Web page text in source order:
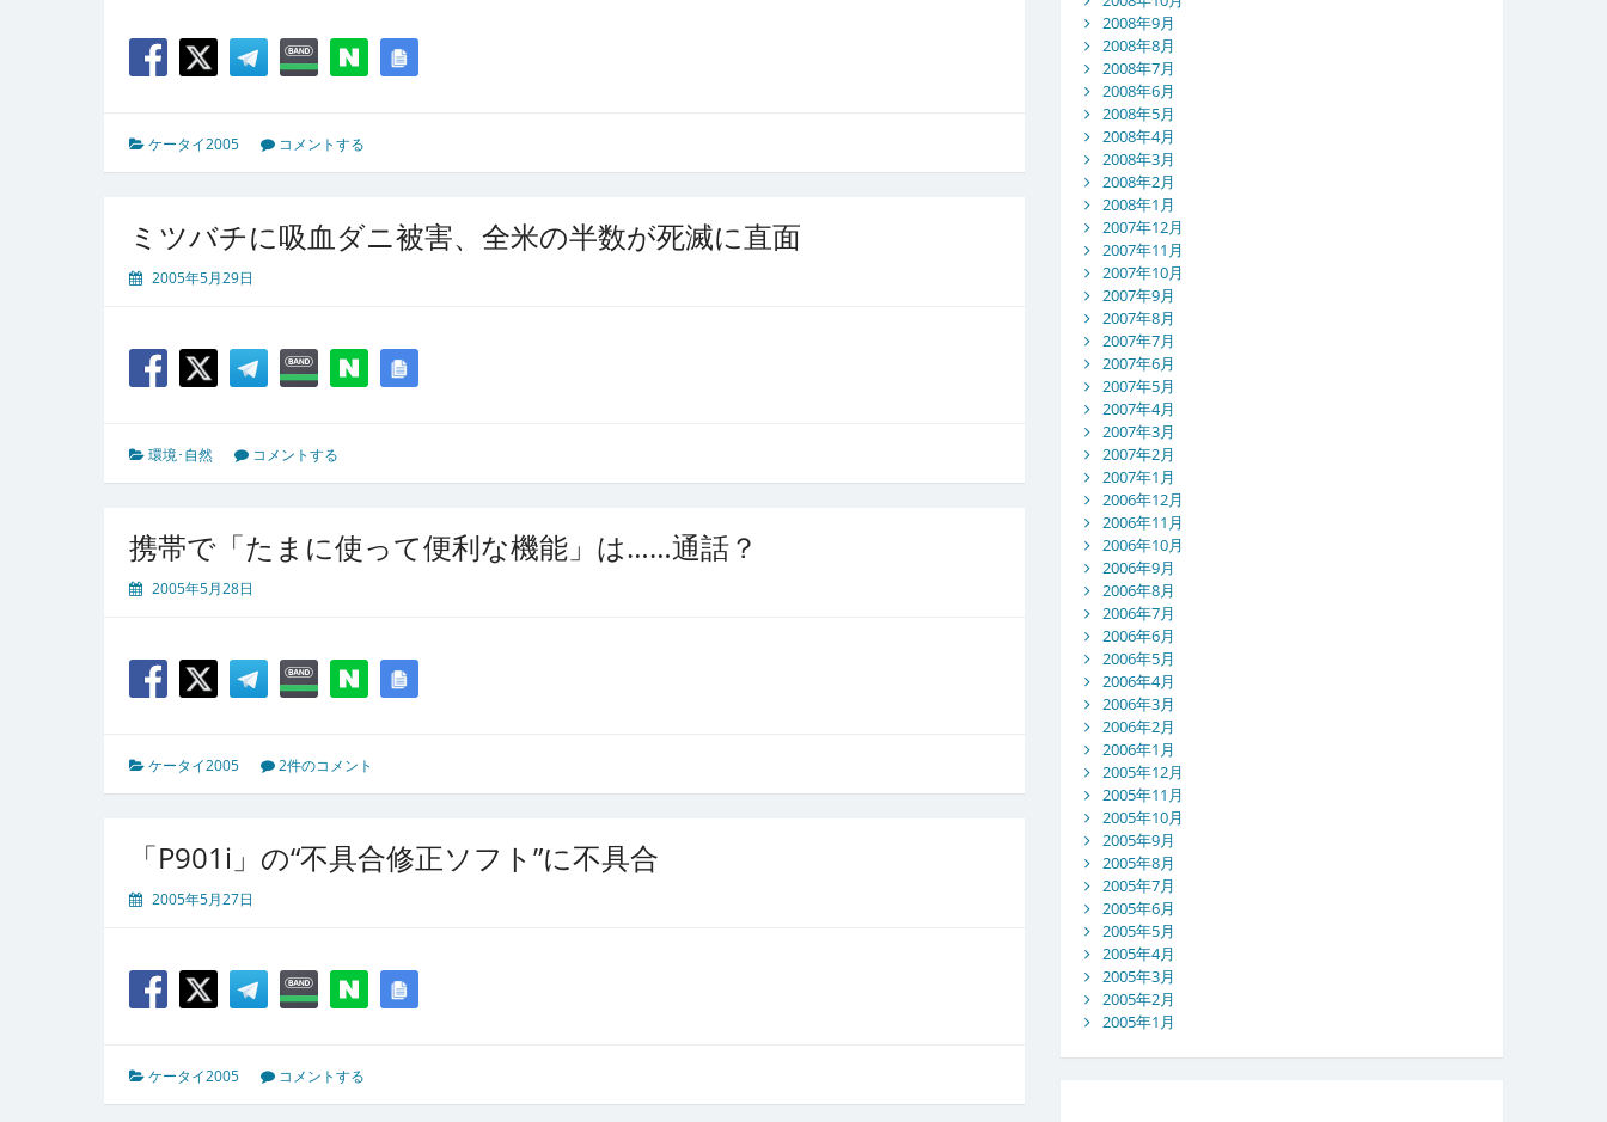
ケータイ2005 コメントする
ミツバチに吸血ダニ被害、全米の半数が死滅に直面
2005年5月29日
環境･自然 コメントする
携帯で「たまに使って便利な機能」は……通話？
2005年5月28日
ケータイ2005 2件のコメント
「P901i」の“不具合修正ソフト”に不具合
2005年5月27日
ケータイ2005 コメントする
2008年9月
2008年8月
2008年7月
2008年6月
2008年5月
2008年4月
2008年3月
2008年2月
2008年1月
2007年12月
2007年11月
2007年10月
2007年9月
2007年8月
2007年7月
2007年6月
2007年5月
2007年4月
2007年3月
2007年2月
2007年1月
2006年12月
2006年11月
2006年10月
2006年9月
2006年8月
2006年7月
2006年6月
2006年5月
2006年4月
2006年3月
2006年2月
2006年1月
2005年12月
2005年11月
2005年10月
2005年9月
2005年8月
2005年7月
2005年6月
2005年5月
2005年4月
2005年3月
2005年2月
2005年1月